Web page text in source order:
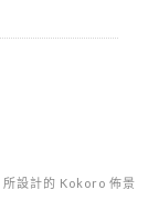
所設計的 Kokoro 佈景